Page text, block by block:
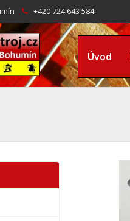
+420 724 643 584
Úvod